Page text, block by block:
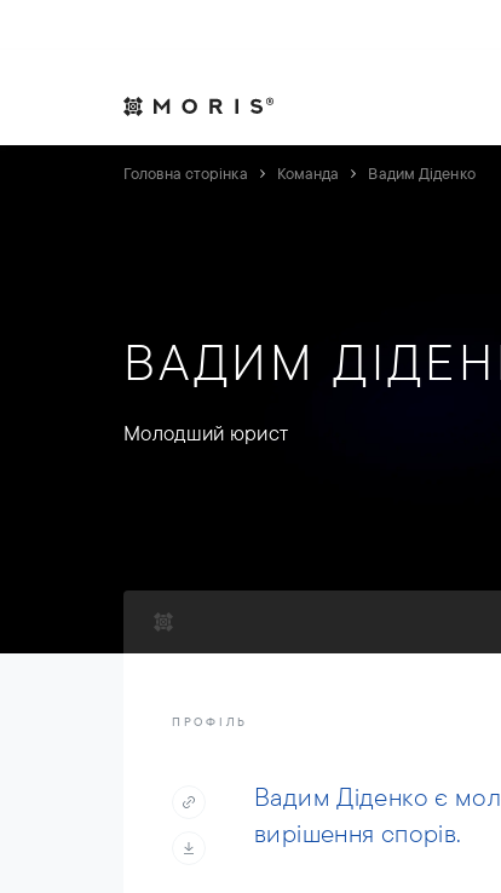
Головна сторінка Команда Вадим Діденко
ВАДИМ
Молодший юрист
ПРОФІЛЬ
Вадим Діденко є
вирішення спорів.